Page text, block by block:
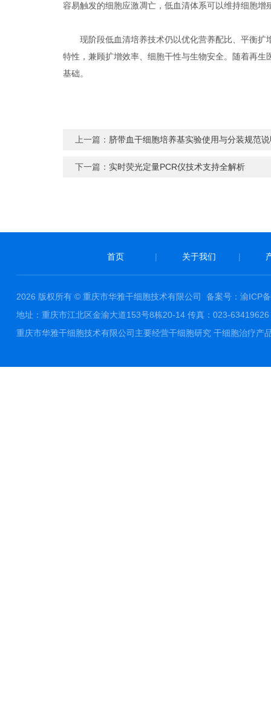
容易触发的细胞应激凋亡，低血清体系可以维持细胞
现阶段低血清培养技术仍以优化营养配比、平衡扩
特性，兼顾扩增效率、细胞干性与生物安全。随着再
基础。
上一篇： 脐带血干细胞培养基实验使用与分装规范
下一篇： 实时荧光定量PCR仪技术支持全解析
首页 | 关于我们 |
2026 版权所有 © 重庆市华雅干细胞技术有限公司 备案号：渝ICP
地址：重庆市江北区金渝大道153号8栋20-14 传真：023-
重庆市华雅干细胞技术有限公司主要经营干细胞研究 干细胞治疗产